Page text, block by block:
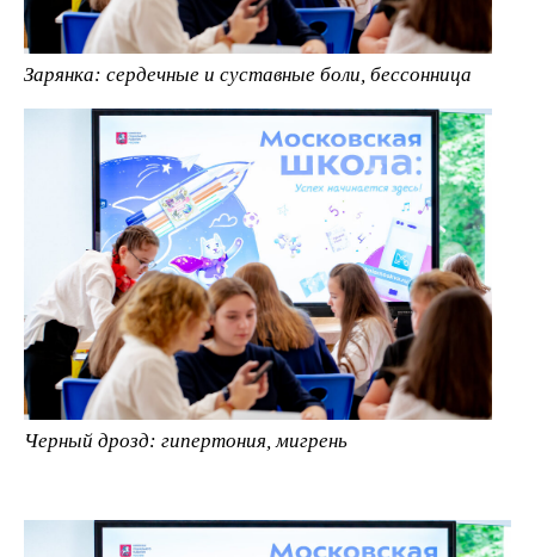
Зарянка: сердечные и суставные боли, бессонница
Черный дрозд: гипертония, мигрень